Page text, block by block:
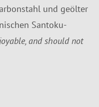
und geölter
Santoku-
and should not